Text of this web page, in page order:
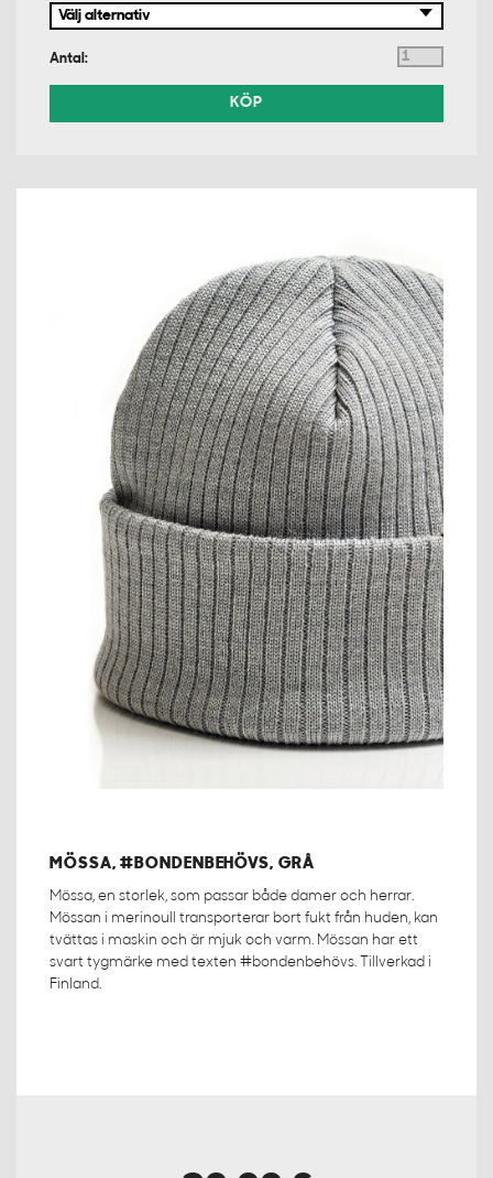
Antal:
KÖP
MÖSSA, #BONDENBEHÖVS, GRÅ
Mössa, en storlek, som passar både damer och herrar.
Mössan i merinoull transporterar bort fukt från huden, kan
tvättas i maskin och är mjuk och varm. Mössan har ett
svart tygmärke med texten #bondenbehövs. Tillverkad i
Finland.